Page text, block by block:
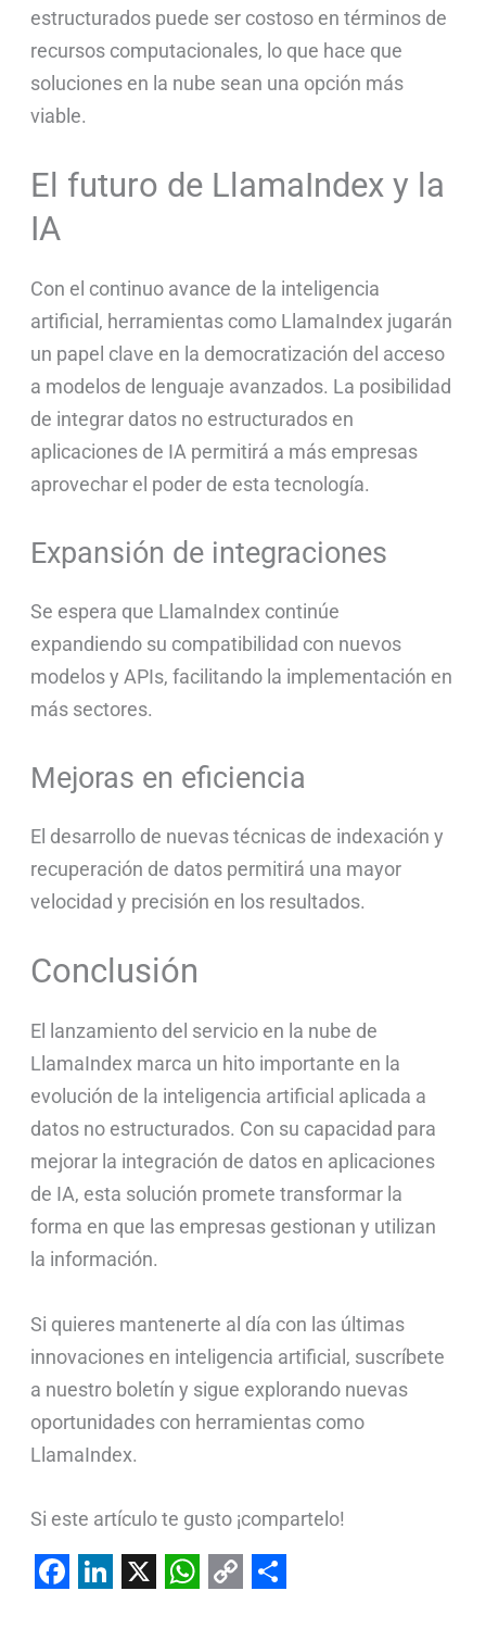
estructurados puede ser costoso en términos de
recursos computacionales, lo que hace que
soluciones en la nube sean una opción más
viable.
El futuro de LlamaIndex y la
IA
Con el continuo avance de la inteligencia
artificial, herramientas como LlamaIndex jugarán
un papel clave en la democratización del acceso
a modelos de lenguaje avanzados. La posibilidad
de integrar datos no estructurados en
aplicaciones de IA permitirá a más empresas
aprovechar el poder de esta tecnología.
Expansión de integraciones
Se espera que LlamaIndex continúe
expandiendo su compatibilidad con nuevos
modelos y APIs, facilitando la implementación en
más sectores.
Mejoras en eficiencia
El desarrollo de nuevas técnicas de indexación y
recuperación de datos permitirá una mayor
velocidad y precisión en los resultados.
Conclusión
El lanzamiento del servicio en la nube de
LlamaIndex marca un hito importante en la
evolución de la inteligencia artificial aplicada a
datos no estructurados. Con su capacidad para
mejorar la integración de datos en aplicaciones
de IA, esta solución promete transformar la
forma en que las empresas gestionan y utilizan
la información.
Si quieres mantenerte al día con las últimas
innovaciones en inteligencia artificial, suscríbete
a nuestro boletín y sigue explorando nuevas
oportunidades con herramientas como
LlamaIndex.
Si este artículo te gusto ¡compartelo!